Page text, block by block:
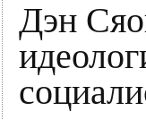
Дэн